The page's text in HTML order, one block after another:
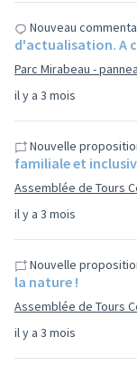
il y a 3 mois
Nouveau
d'actualisation. A
Parc Mirabeau -
il y a 3 mois
Nouvelle
familiale et
Assemblée de Tours
il y a 3 mois
Nouvelle
la nature !
Assemblée de Tours